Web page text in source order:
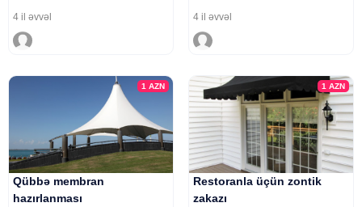
4 il əvvəl 4 il əvvəl
1AZN
Qübbə membran
hazırlanması
1 AZN
Restoranla üçün zontik
zakazı